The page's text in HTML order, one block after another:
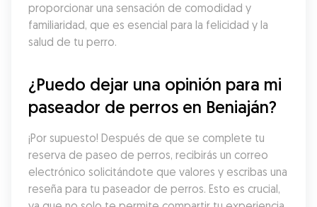
proporcionar una sensación de comodidad y
familiaridad, que es esencial para la felicidad y la
salud de tu perro.
¿Puedo dejar una opinión para mi
paseador de perros en Beniaján?
¡Por supuesto! Después de que se complete tu
reserva de paseo de perros, recibirás un correo
electrónico solicitándote que valores y escribas una
reseña para tu paseador de perros. Esto es crucial,